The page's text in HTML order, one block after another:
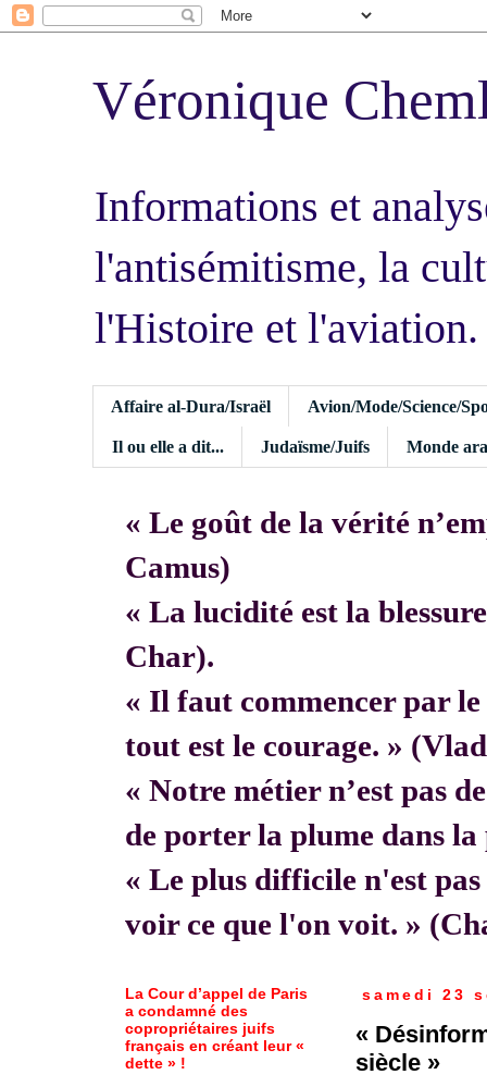
Véronique
Informations et
l'antisémitisme, la
l'Histoire et l'aviation.
Affaire al-Dura/Israël Avion/Mode/Science/
Il ou elle a dit... Judaïsme/Juifs Monde
« Le goût de la vérité
Camus)
« La lucidité est la
Char).
« Il faut commencer par le
tout est le courage. »
« Notre métier n’est pas
de porter la plume dans
« Le plus difficile n'est
voir ce que l'on voit. »
samedi 23
«
siècle »
La Cour d’appel de Paris
a condamné des
copropriétaires juifs
français en créant leur «
dette » !